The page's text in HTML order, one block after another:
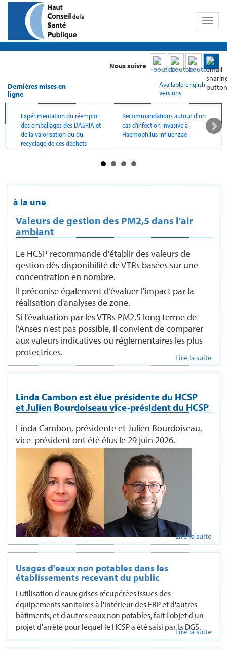
Toggle
Nous suivre
Dernières mises en
ligne
Available english
versions
Expérimentation du réemploi
des emballages des DASRIA et
de la valorisation ou du
recyclage de ces déchets
Recommandations autour d’un
cas d’infection invasive à
Haemophilus influenzae
à la une
Valeurs de gestion des PM2,5 dans l'air
ambiant
Le HCSP recommande d'établir des valeurs de
gestion dès disponibilité de VTRs basées sur une
concentration en nombre.
Il préconise également d’évaluer l'impact par la
réalisation d'analyses de zone.
Si l'évaluation par les VTRs PM2,5 long terme de
l'Anses n'est pas possible, il convient de comparer
aux valeurs indicatives ou réglementaires les plus
protectrices.
Lire la suite
Linda Cambon est élue présidente du HCSP
et Julien Bourdoiseau vice-président du HCSP
Linda Cambon, présidente et Julien Bourdoiseau,
vice-président ont été élus le 29 juin 2026.
Lire la suite
Usages d'eaux non potables dans les
établissements recevant du public
L'utilisation d'eaux grises récupérées issues des
équipements sanitaires à l'intérieur des ERP et d'autres
bâtiments, et d'autres eaux non potables, fait l'objet d'un
projet d'arrêté pour lequel le HCSP a été saisi par la DGS.
Lire la suite